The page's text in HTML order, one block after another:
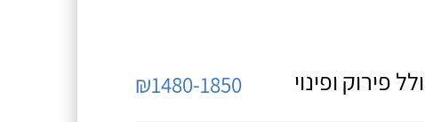
כולל פירוק ופינוי
₪1480-1850